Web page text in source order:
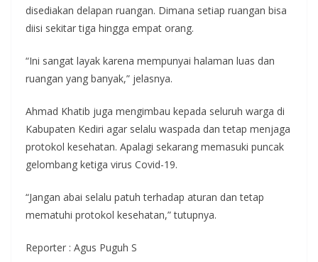
disediakan delapan ruangan. Dimana setiap ruangan bisa
diisi sekitar tiga hingga empat orang.
“Ini sangat layak karena mempunyai halaman luas dan
ruangan yang banyak,” jelasnya.
Ahmad Khatib juga mengimbau kepada seluruh warga di
Kabupaten Kediri agar selalu waspada dan tetap menjaga
protokol kesehatan. Apalagi sekarang memasuki puncak
gelombang ketiga virus Covid-19.
“Jangan abai selalu patuh terhadap aturan dan tetap
mematuhi protokol kesehatan,” tutupnya.
Reporter : Agus Puguh S